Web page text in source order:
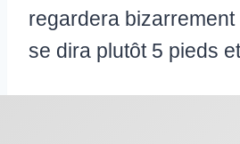
regardera bizarrement
se dira plutôt 5 pieds